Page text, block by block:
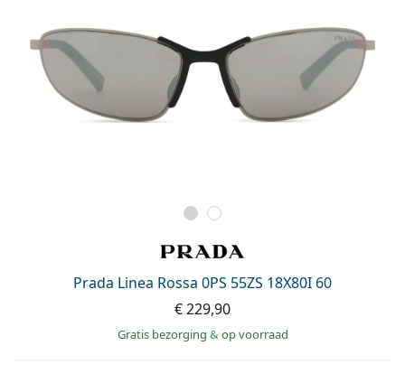
Prada Linea Rossa 0PS 55ZS 18X80I 60
€ 229,90
Gratis bezorging & op voorraad